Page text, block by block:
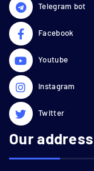
Telegram bot
Facebook
Youtube
Instagram
Twitter
Our address